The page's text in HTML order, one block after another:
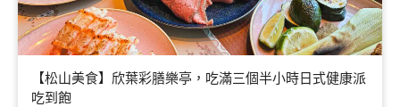
【松山美食】欣葉彩膳樂亭，吃滿三個半小時日式健康派
吃到飽